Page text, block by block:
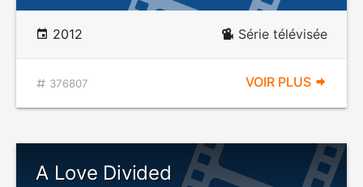
2012 Série télévisée
376807 VOIR PLUS
A Love Divided